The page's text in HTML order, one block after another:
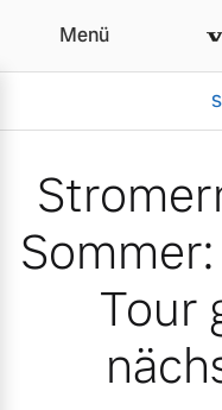
Menü
Tour